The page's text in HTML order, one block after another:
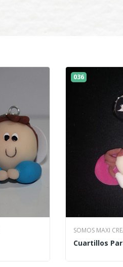
036
SOMOS MAXI
Cuartillos